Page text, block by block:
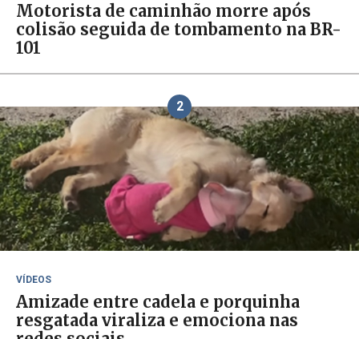
Motorista de caminhão morre após
colisão seguida de tombamento na BR-
101
2
VÍDEOS
Amizade entre cadela e porquinha
resgatada viraliza e emociona nas